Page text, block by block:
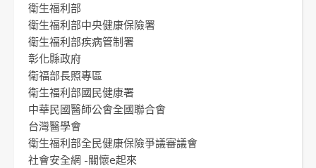
衛生福利部
衛生福利部中央健康保險署
衛生福利部疾病管制署
彰化縣政府
衛福部長照專區
衛生福利部國民健康署
中華民國醫師公會全國聯合會
台灣醫學會
衛生福利部全民健康保險爭議審議會
社會安全網 -關懷e起來